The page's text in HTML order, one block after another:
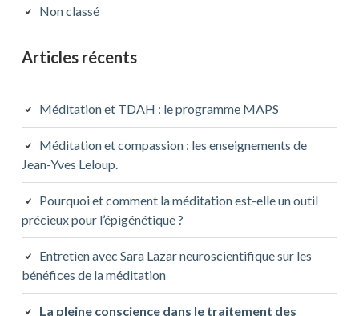
Non classé
Articles récents
Méditation et TDAH : le programme MAPS
Méditation et compassion : les enseignements de
Jean-Yves Leloup.
Pourquoi et comment la méditation est-elle un outil
précieux pour l’épigénétique ?
Entretien avec Sara Lazar neuroscientifique sur les
bénéfices de la méditation
La pleine conscience dans le traitement des